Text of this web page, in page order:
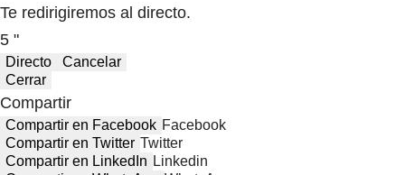
Te redirigiremos al directo.
5 "
Directo
Cancelar
Cerrar
Compartir
Compartir en Facebook Facebook
Compartir en Twitter Twitter
Compartir en LinkedIn Linkedin